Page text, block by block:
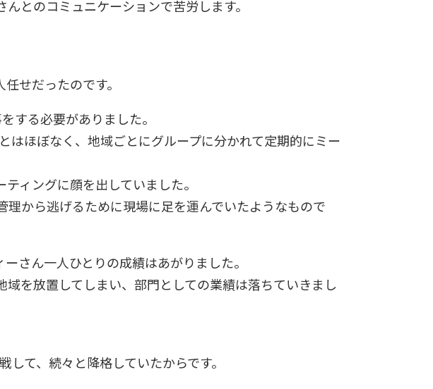
とのコミュニケーションで苦労します。
せだったのです。
する必要がありました。
ほぼなく、地域ごとにグループに分かれて定期的にミー
ィングに顔を出していました。
から逃げるために現場に足を運んでいたようなもので
さん一人ひとりの成績はあがりました。
を放置してしまい、部門としての業績は落ちていきまし
て、続々と降格していたからです。